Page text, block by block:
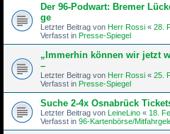
Der 96-Podwart: Bremer
ge
Letzter Beitrag von Herr Rossi « 28.
Verfasst in Presse-Spiegel
„Immerhin können wir jetzt
–
Letzter Beitrag von Herr Rossi « 25.
Verfasst in Presse-Spiegel
Suche 2-4x Osnabrück
Letzter Beitrag von LeineLino « 18.
Verfasst in 96-Kartenbörse/